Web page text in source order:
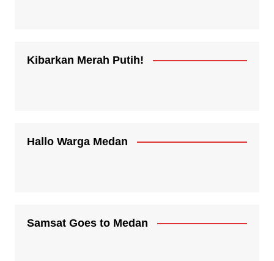
Kibarkan Merah Putih!
Hallo Warga Medan
Samsat Goes to Medan